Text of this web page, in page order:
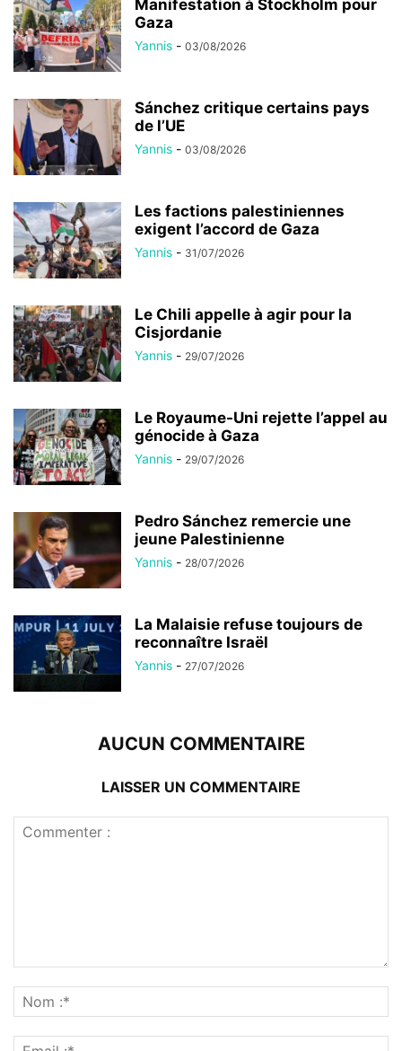
Manifestation à Stockholm pour
Gaza
Yannis - 03/08/2026
Sánchez critique certains pays
de l’UE
Yannis - 03/08/2026
Les factions palestiniennes
exigent l’accord de Gaza
Yannis - 31/07/2026
Le Chili appelle à agir pour la
Cisjordanie
Yannis - 29/07/2026
Le Royaume-Uni rejette l’appel au
génocide à Gaza
Yannis - 29/07/2026
Pedro Sánchez remercie une
jeune Palestinienne
Yannis - 28/07/2026
La Malaisie refuse toujours de
reconnaître Israël
Yannis - 27/07/2026
AUCUN COMMENTAIRE
LAISSER UN COMMENTAIRE